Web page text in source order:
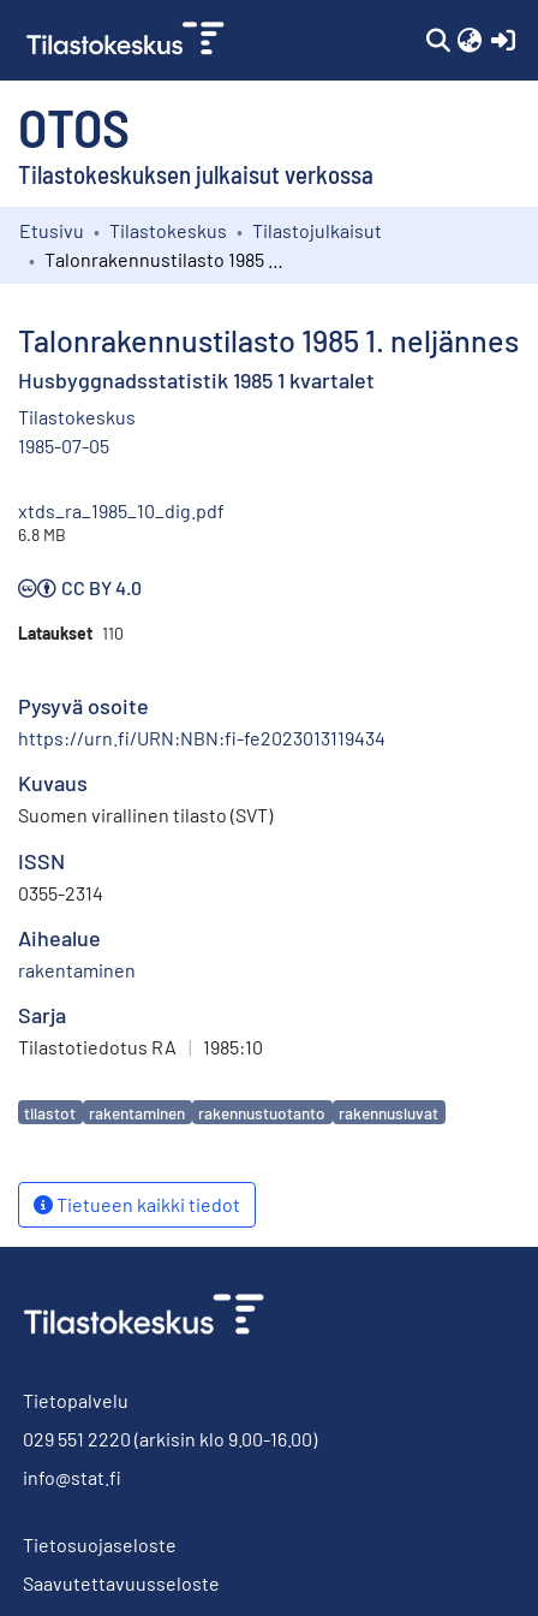
OTOS
Tilastokeskuksen julkaisut verkossa
Kokoelmat
Etusivu Tilastokeskus
Tilastojulkaisut
Talonrakennustilasto 1985 1. neljännes
Husbyggnadsstatistik 1985 1 kvartalet
Tilastokeskus
1985-07-05
xtds_ra_1985_10_dig.pdf
6.8 MB
CC BY 4.0
Lataukset 110
Pysyvä osoite
https://urn.fi/URN:NBN:fi-fe2023013119434
Kuvaus
Suomen virallinen tilasto (SVT)
ISSN
0355-2314
Aihealue
rakentaminen
Sarja
Tilastotiedotus RA | 1985:10
Avainsanat
tilastot rakentaminen rakennustuotanto rakennusluvat
Tietueen kaikki tiedot
Tietopalvelu
029 551 2220 (arkisin klo 9.00-16.00)
info@stat.fi
Tietosuojaseloste
Saavutettavuusseloste